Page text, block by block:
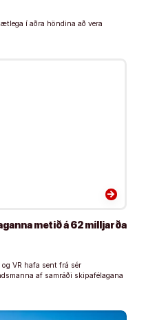
í aðra höndina að vera
arrow_forward
metið á 62 milljarða
VR hafa sent frá sér
af samráði skipafélagana